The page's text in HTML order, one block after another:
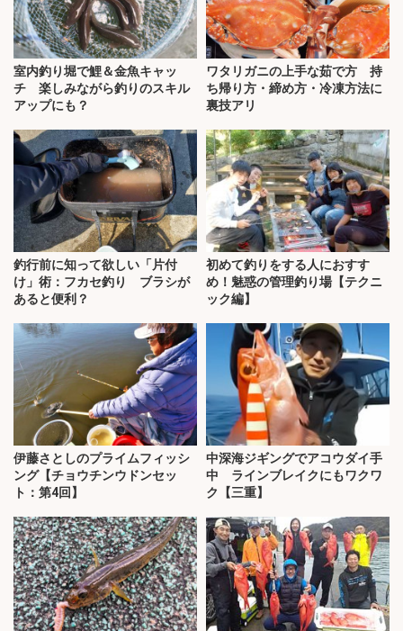
室内釣り堀で鯉＆金魚キャッ
チ 楽しみながら釣りのスキル
アップにも？
ワタリガニの上手な茹で方 持
ち帰り方・締め方・冷凍方法に
裏技アリ
釣行前に知って欲しい「片付
け」術：フカセ釣り ブラシが
あると便利？
初めて釣りをする人におすす
め！魅惑の管理釣り場【テクニ
ック編】
伊藤さとしのプライムフィッシ
ング【チョウチンウドンセッ
ト：第4回】
中深海ジギングでアコウダイ手
中 ラインブレイクにもワクワ
ク【三重】